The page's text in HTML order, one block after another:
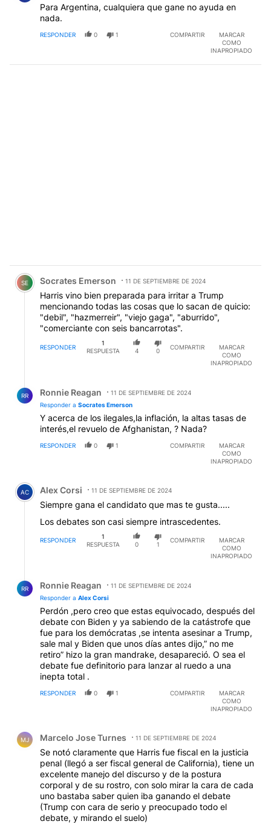
Para Argentina, cualquiera que gane no ayuda en
nada.
RESPONDER 0 1 COMPARTIR
MARCAR
COMO
INAPROPIADO
Comentario de Socrates Emerson.
SE Socrates Emerson 11 DE SEPTIEMBRE DE 2024
Harris vino bien preparada para irritar a Trump
mencionando todas las cosas que lo sacan de quicio:
"debil", "hazmerreir", "viejo gaga", "aburrido",
"comerciante con seis bancarrotas".
RESPONDER
1
RESPUESTA
4 0
COMPARTIR
MARCAR
COMO
INAPROPIADO
RR Ronnie Reagan
11 DE SEPTIEMBRE DE 2024
Responder a Socrates Emerson
Y acerca de los ilegales,la inflación, la altas tasas de
interés,el revuelo de Afghanistan, ? Nada?
RESPONDER 0 1 COMPARTIR
MARCAR
COMO
INAPROPIADO
Comentario de Alex Corsi.
AC Alex Corsi 11 DE SEPTIEMBRE DE 2024
Siempre gana el candidato que mas te gusta.....
Los debates son casi siempre intrascedentes.
RESPONDER
1
RESPUESTA
0 1
COMPARTIR
MARCAR
COMO
INAPROPIADO
RR Ronnie Reagan
11 DE SEPTIEMBRE DE 2024
Responder a Alex Corsi
Perdón ,pero creo que estas equivocado, después del
debate con Biden y ya sabiendo de la catástrofe que
fue para los demócratas ,se intenta asesinar a Trump,
sale mal y Biden que unos días antes dijo,” no me
retiro” hizo la gran mandrake, desapareció. O sea el
debate fue definitorio para lanzar al ruedo a una
inepta total .
RESPONDER 0 1 COMPARTIR
MARCAR
COMO
INAPROPIADO
MJ Marcelo Jose Turnes 11 DE SEPTIEMBRE DE 2024
Se notó claramente que Harris fue fiscal en la justicia
penal (llegó a ser fiscal general de California), tiene un
excelente manejo del discurso y de la postura
corporal y de su rostro, con solo mirar la cara de cada
uno bastaba saber quien iba ganando el debate
(Trump con cara de serio y preocupado todo el
debate, y mirando el suelo)